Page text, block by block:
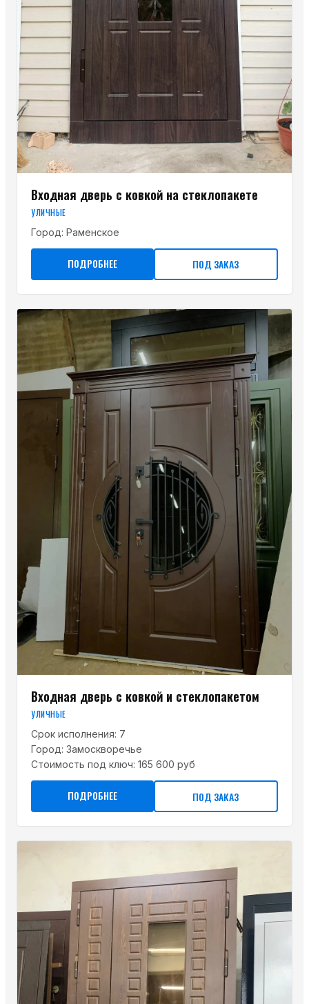
Входная дверь с ковкой на стеклопакете
УЛИЧНЫЕ
Город: Раменское
ПОДРОБНЕЕ ПОД ЗАКАЗ
Входная дверь с ковкой и стеклопакетом
УЛИЧНЫЕ
Срок исполнения: 7
Город: Замоскворечье
Стоимость под ключ: 165 600 руб
ПОДРОБНЕЕ ПОД ЗАКАЗ